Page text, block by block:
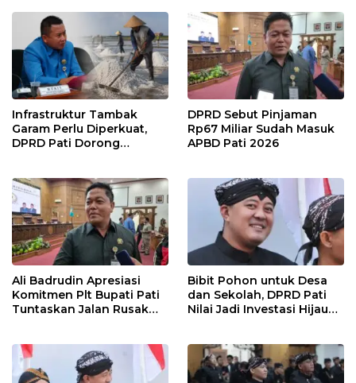
Infrastruktur Tambak
Garam Perlu Diperkuat,
DPRD Pati Dorong
DPRD Sebut Pinjaman
Rp67 Miliar Sudah Masuk
APBD Pati 2026
Ali Badrudin Apresiasi
Komitmen Plt Bupati Pati
Tuntaskan Jalan Rusak
Bibit Pohon untuk Desa
dan Sekolah, DPRD Pati
Nilai Jadi Investasi Hijau